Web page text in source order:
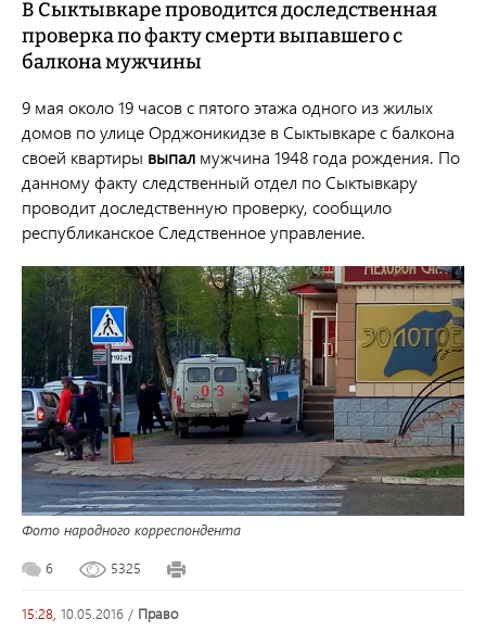
В Сыктывкаре проводится доследственная
проверка по факту смерти выпавшего с
балкона мужчины
9 мая около 19 часов с пятого этажа одного из жилых
домов по улице Орджоникидзе в Сыктывкаре с балкона
своей квартиры выпал мужчина 1948 года рождения. По
данному факту следственный отдел по Сыктывкару
проводит доследственную проверку, сообщило
республиканское Следственное управление.
Фото народного корреспондента
6 5325
15:28, 10.05.2016 / право